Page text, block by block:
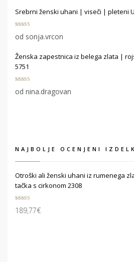
Srebrni ženski uhani | viseči | pleteni
od 5
od sonja.vrcon
Ženska zapestnica iz belega zlata |
5751
od 5
od nina.dragovan
NAJBOLJE OCENJENI
Otroški ali ženski uhani iz rumenega
tačka s cirkonom 2308
5.00od 5
189,77€